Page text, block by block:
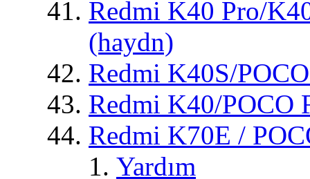
Redmi K40 Pro/
(haydn)
Redmi K40S/
Redmi K40/
Redmi K70E /
Yardım